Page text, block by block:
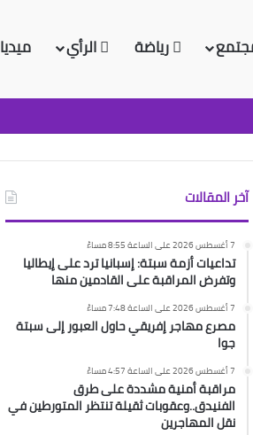
رياضة الرأي ميديا
آخر المقالات
7 أغسطس 2026 على الساعة 8:55 مساءً
تداعيات أزمة سبتة: إسبانيا ترد على إيطاليا
وتفرض المراقبة على القادمين منها
7 أغسطس 2026 على الساعة 7:48 مساءً
مصرع مهاجر إفريقي حاول العبور إلى سبتة
جوا
7 أغسطس 2026 على الساعة 4:57 مساءً
مراقبة أمنية مشددة على طرق
الفنيدق..وعقوبات ثقيلة تنتظر المتورطين في
نقل المهاجرين